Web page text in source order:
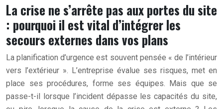
La crise ne s’arrête pas aux portes du site
: pourquoi il est vital d’intégrer les
secours externes dans vos plans
La planification d’urgence est souvent pensée « de l’intérieur
vers l’extérieur ». L’entreprise évalue ses risques, met en
place ses procédures, forme ses équipes. Mais que se
passe-t-il lorsque l’incident dépasse les capacités du site,